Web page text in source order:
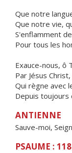
Que notre
Que notre vie,
S'enflamment
Pour tous les
Exauce-nous, ô
Par Jésus
Qui règne avec
Depuis toujours
ANTIENNE
Sauve-moi,
PSAUME :